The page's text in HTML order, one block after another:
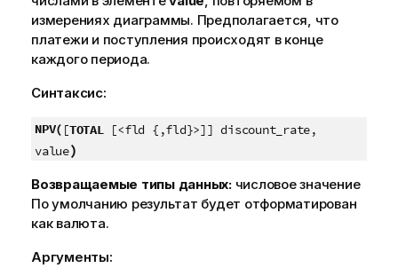
измерениях диаграммы. Предполагается, что
платежи и поступления происходят в конце
каждого периода.
Синтаксис:
NPV( [TOTAL[<fld {,fld}>]] discount_rate,
value)
Возвращаемые типы данных: числовое значение
По умолчанию результат будет отформатирован
как валюта.
Аргументы: